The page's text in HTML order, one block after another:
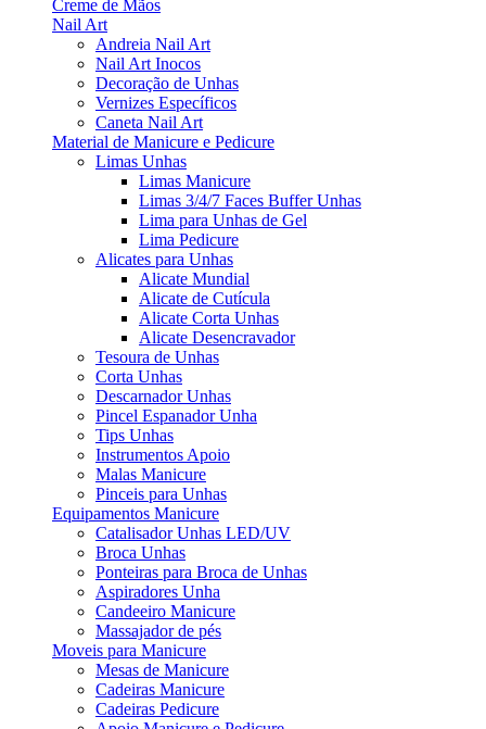
Creme de Mãos
Nail Art
Andreia Nail Art
Nail Art Inocos
Decoração de Unhas
Vernizes Específicos
Caneta Nail Art
Material de Manicure e Pedicure
Limas Unhas
Limas Manicure
Limas 3/4/7 Faces Buffer Unhas
Lima para Unhas de Gel
Lima Pedicure
Alicates para Unhas
Alicate Mundial
Alicate de Cutícula
Alicate Corta Unhas
Alicate Desencravador
Tesoura de Unhas
Corta Unhas
Descarnador Unhas
Pincel Espanador Unha
Tips Unhas
Instrumentos Apoio
Malas Manicure
Pinceis para Unhas
Equipamentos Manicure
Catalisador Unhas LED/UV
Broca Unhas
Ponteiras para Broca de Unhas
Aspiradores Unha
Candeeiro Manicure
Massajador de pés
Moveis para Manicure
Mesas de Manicure
Cadeiras Manicure
Cadeiras Pedicure